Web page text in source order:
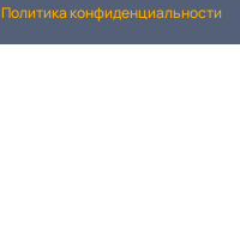
Политика конфиденциальности